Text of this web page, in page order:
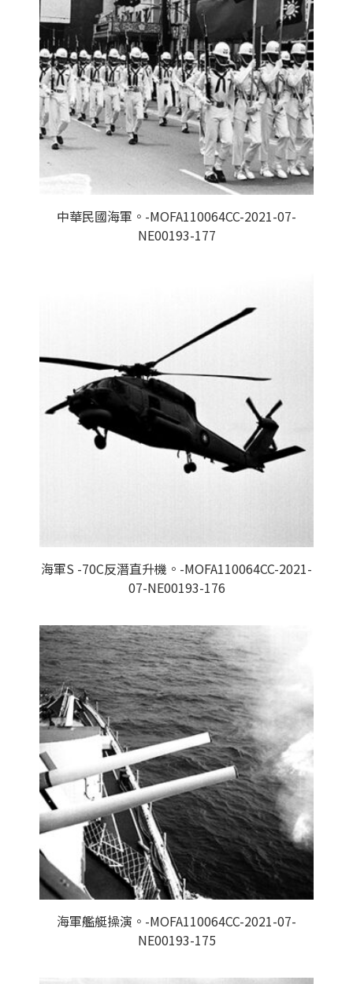
中華民國海軍。-MOFA110064CC-2021-07-
NE00193-177
海軍S -70C反潛直升機。-MOFA110064CC-2021-
07-NE00193-176
海軍艦艇操演。-MOFA110064CC-2021-07-
NE00193-175